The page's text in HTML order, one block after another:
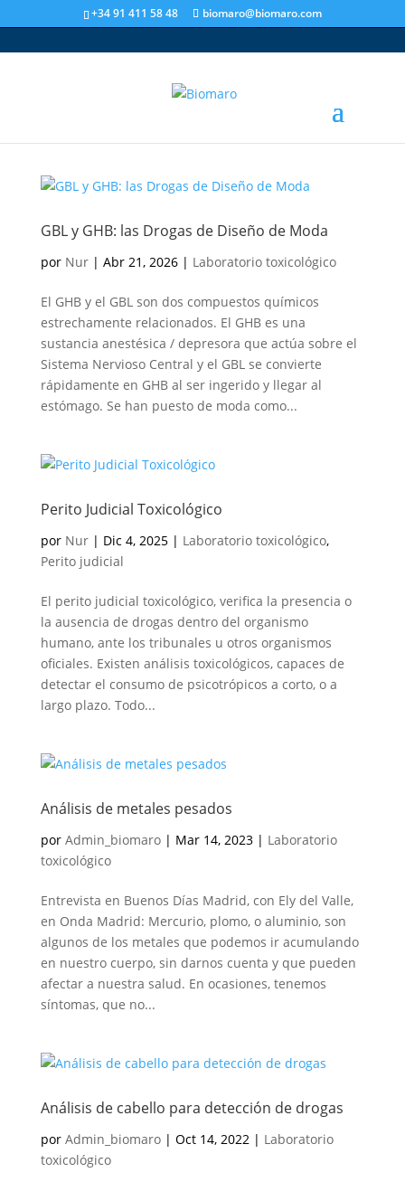
+34 91 411 58 48 biomaro@biomaro.com
GBL y GHB: las Drogas de Diseño de Moda
por Nur| Abr 21, 2026| Laboratorio toxicológico
El GHB y el GBL son dos compuestos químicos
estrechamente relacionados. El GHB es una
sustancia anestésica / depresora que actúa sobre el
Sistema Nervioso Central y el GBL se convierte
rápidamente en GHB al ser ingerido y llegar al
estómago. Se han puesto de moda como...
Perito Judicial Toxicológico
por Nur| Dic 4, 2025| Laboratorio toxicológico,
Perito judicial
El perito judicial toxicológico, verifica la presencia o
la ausencia de drogas dentro del organismo
humano, ante los tribunales u otros organismos
oficiales. Existen análisis toxicológicos, capaces de
detectar el consumo de psicotrópicos a corto, o a
largo plazo. Todo...
Análisis de metales pesados
por Admin_biomaro| Mar 14, 2023| Laboratorio
toxicológico
Entrevista en Buenos Días Madrid, con Ely del Valle,
en Onda Madrid: Mercurio, plomo, o aluminio, son
algunos de los metales que podemos ir acumulando
en nuestro cuerpo, sin darnos cuenta y que pueden
afectar a nuestra salud. En ocasiones, tenemos
síntomas, que no...
Análisis de cabello para detección de drogas
por Admin_biomaro| Oct 14, 2022| Laboratorio
toxicológico